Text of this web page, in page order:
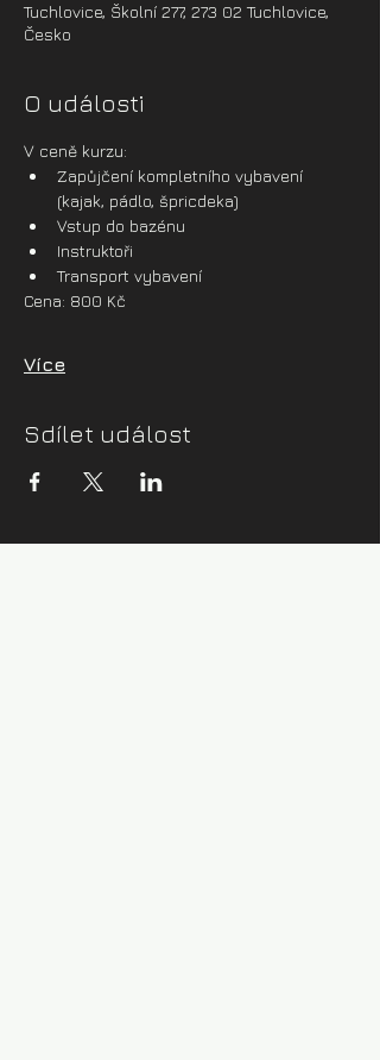
Tuchlovice, Školní 277, 273 02 Tuchlovice,
Česko
O události
V ceně kurzu:
Zapůjčení kompletního vybavení
(kajak, pádlo, špricdeka)
Vstup do bazénu
Instruktoři
Transport vybavení
Cena: 800 Kč
Více
Sdílet událost